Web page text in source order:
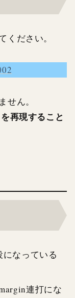
ください。
せん。
再現すること
なっている
連打にな